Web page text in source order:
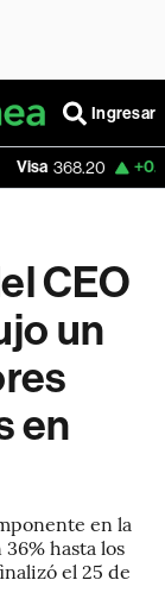
Ingresar
+0.69%
CEO
un
en
en la
hasta los
el 25 de